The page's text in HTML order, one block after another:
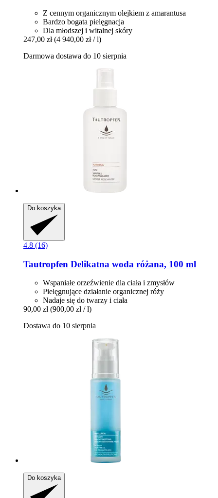
Z cennym organicznym olejkiem z amarantusa
Bardzo bogata pielęgnacja
Dla młodszej i witalnej skóry
247,00 zł (4 940,00 zł / l)
Darmowa dostawa do 10 sierpnia
Do koszyka
4.8 (16)
Tautropfen Delikatna woda różana, 100 ml
Wspaniałe orzeźwienie dla ciała i zmysłów
Pielęgnujące działanie organicznej róży
Nadaje się do twarzy i ciała
90,00 zł (900,00 zł / l)
Dostawa do 10 sierpnia
Do koszyka